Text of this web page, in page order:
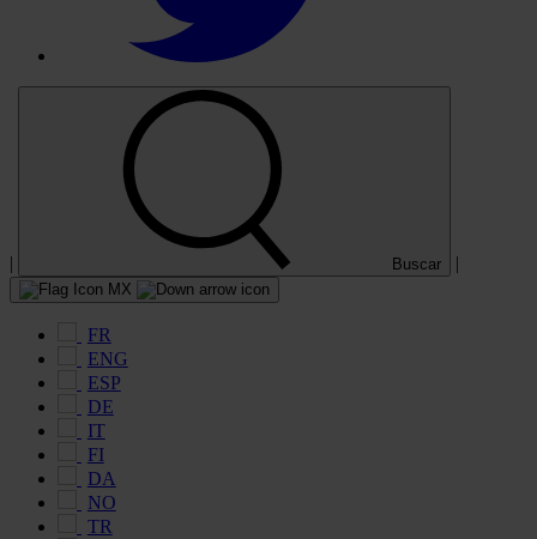
| Buscar |
MX
FR
ENG
ESP
DE
IT
FI
DA
NO
TR